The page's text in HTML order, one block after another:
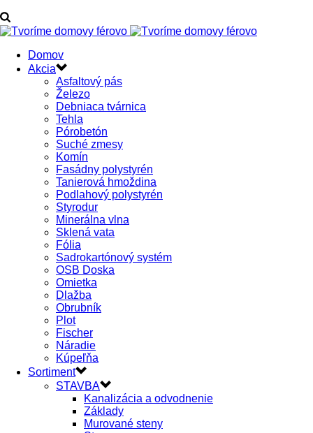
Domov
Akcia
Asfaltový pás
Železo
Debniaca tvárnica
Tehla
Pórobetón
Suché zmesy
Komín
Fasádny polystyrén
Tanierová hmoždina
Podlahový polystyrén
Styrodur
Minerálna vlna
Sklená vata
Fólia
Sadrokartónový systém
OSB Doska
Omietka
Dlažba
Obrubník
Plot
Fischer
Náradie
Kúpeľňa
Sortiment
STAVBA
Kanalizácia a odvodnenie
Základy
Murované steny